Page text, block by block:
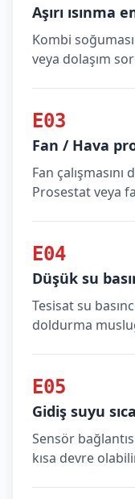
Aşırı
Kombi
veya dolaşım
E03
Fan / Hava
Fan çalışmasını
Prosestat veya
E04
Düşük su
Tesisat su
doldurma
E05
Gidiş suyu
Sensör
kısa devre